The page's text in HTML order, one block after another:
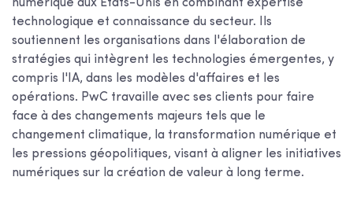
numérique aux États-Unis en combinant expertise
technologique et connaissance du secteur. Ils
soutiennent les organisations dans l'élaboration de
stratégies qui intègrent les technologies émergentes, y
compris l'IA, dans les modèles d'affaires et les
opérations. PwC travaille avec ses clients pour faire
face à des changements majeurs tels que le
changement climatique, la transformation numérique et
les pressions géopolitiques, visant à aligner les initiatives
numériques sur la création de valeur à long terme.